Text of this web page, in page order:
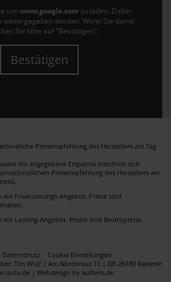
von www.google.com zu laden. Dabei
weitergegeben werden. Wenn Sie damit
Sie bitte auf "Bestätigen".
Bestätigen
Preisempfehlung des Herstellers am Tag
die angegebene Ersparnis errechnet sich
Preisempfehlung des Herstellers am
ein Finanzierungs-Angebot. Preise sind
ein Leasing-Angebot. Preise sind Bruttopreise.
Datenschutz
Cookie Einstellungen
Tim Wulf | Am Nordkreuz 10 | DE-26180 Rastede
auto.de | Webdesign by audaris.de